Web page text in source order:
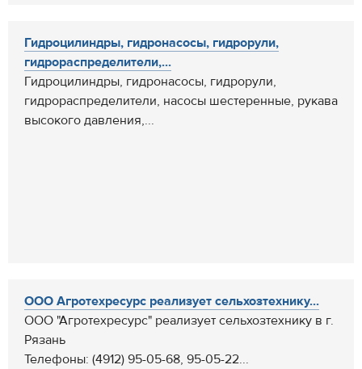
Гидроцилиндры, гидронасосы, гидрорули,
гидрораспределители,...
Гидроцилиндры, гидронасосы, гидрорули,
гидрораспределители, насосы шестеренные, рукава
высокого давления,...
ООО Агротехресурс реализует сельхозтехнику...
ООО "Агротехресурс" реализует сельхозтехнику в г.
Рязань
Телефоны: (4912) 95-05-68, 95-05-22...